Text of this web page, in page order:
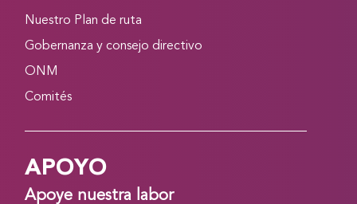
Nuestro Plan de ruta
Gobernanza y consejo directivo
ONM
Comités
APOYO
Apoye nuestra labor